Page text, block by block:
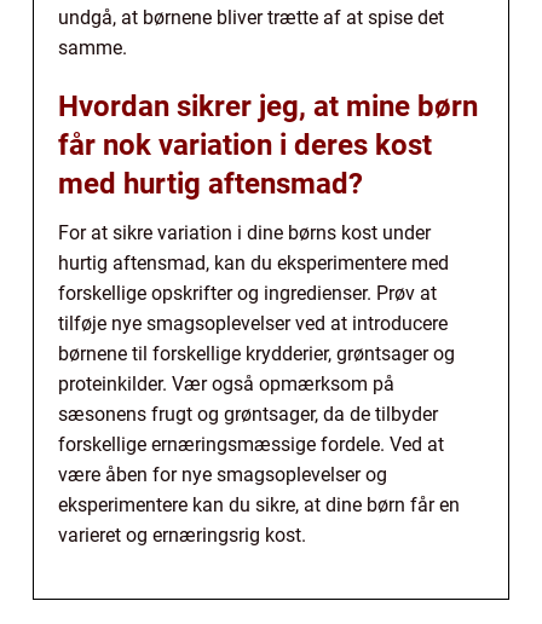
undgå, at børnene bliver trætte af at spise det
samme.
Hvordan sikrer jeg, at mine børn
får nok variation i deres kost
med hurtig aftensmad?
For at sikre variation i dine børns kost under
hurtig aftensmad, kan du eksperimentere med
forskellige opskrifter og ingredienser. Prøv at
tilføje nye smagsoplevelser ved at introducere
børnene til forskellige krydderier, grøntsager og
proteinkilder. Vær også opmærksom på
sæsonens frugt og grøntsager, da de tilbyder
forskellige ernæringsmæssige fordele. Ved at
være åben for nye smagsoplevelser og
eksperimentere kan du sikre, at dine børn får en
varieret og ernæringsrig kost.